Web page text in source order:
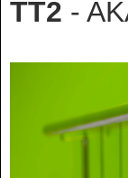
TT2 -